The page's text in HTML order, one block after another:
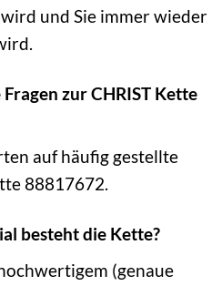
und Sie immer wieder
zur CHRIST Kette
auf häufig gestellte
88817672.
besteht die Kette?
(genaue